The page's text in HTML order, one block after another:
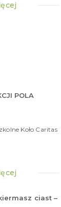
POLA
Koło Caritas
ciast –